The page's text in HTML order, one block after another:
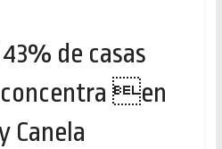
de casas
en
Canela